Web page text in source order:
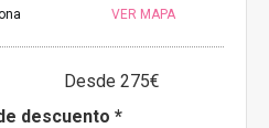
VER MAPA
Desde 275€
descuento *